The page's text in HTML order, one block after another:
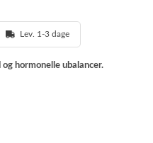
Lev. 1-3 dage
hormonelle ubalancer.